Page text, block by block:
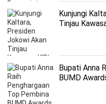
Kunjungi
Tinjau
Bupati Anna
BUMD